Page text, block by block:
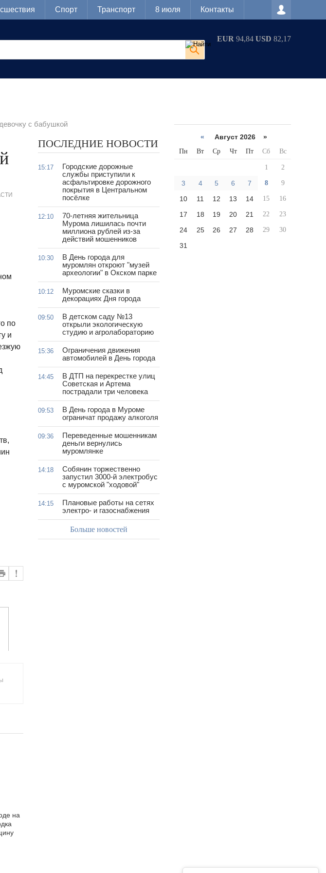
Спорт Транспорт 8 июля Контакты
EUR 94,84 USD 82,17
с бабушкой
по
и
на
ПОСЛЕДНИЕ НОВОСТИ
15:17
Городские дорожные
службы приступили к
асфальтировке дорожного
покрытия в Центральном
посёлке
12:10
70-летняя жительница
Мурома лишилась почти
миллиона рублей из-за
действий мошенников
10:30
В День города для
муромлян откроют "музей
археологии" в Окском парке
10:12
Муромские сказки в
декорациях Дня города
09:50
В детском саду №13
открыли экологическую
студию и агролабораторию
15:36
Ограничения движения
автомобилей в День города
14:45
В ДТП на перекрестке улиц
Советская и Артема
пострадали три человека
09:53
В День города в Муроме
ограничат продажу алкоголя
09:36
Переведенные мошенникам
деньги вернулись
муромлянке
14:18
Собянин торжественно
запустил 3000-й электробус
с муромской "ходовой"
14:15
Плановые работы на сетях
электро- и газоснабжения
Больше новостей
« Август 2026 »
Пн Вт Ср Чт Пт Сб Вс
1 2
3 4 5 6 7 8 9
10 11 12 13 14 15 16
17 18 19 20 21 22 23
24 25 26 27 28 29 30
31